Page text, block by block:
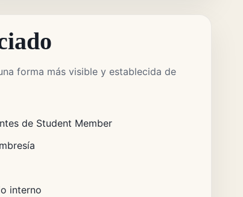
forma más visible y establecida de
de Student Member
interno